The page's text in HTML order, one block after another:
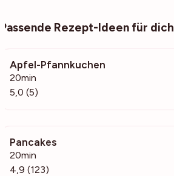
Passende Rezept-Ideen für dich
Apfel-Pfannkuchen
20min
5,0 (5)
Pancakes
20min
4,9 (123)